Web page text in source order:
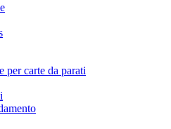
per carte da parati